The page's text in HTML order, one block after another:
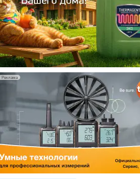
Китайская Shenling
линейку тепловых
«воздух-вода» на R290
Серия ThermaX R290 All-In-One
включает три модели ...
4 АВГУСТА 2026
Тепловые насосы в
солнечной генерацией и
накопителем снижают
потребление на 60%
Исследователи из Италии
4 АВГУСТА 2026
«РУСКЛИМАТ Fest 2026»
собрал свыше 700 профи
климатической отрасли
Организатором выступил
производственный холдинг ...
3 АВГУСТА 2026
Реклама